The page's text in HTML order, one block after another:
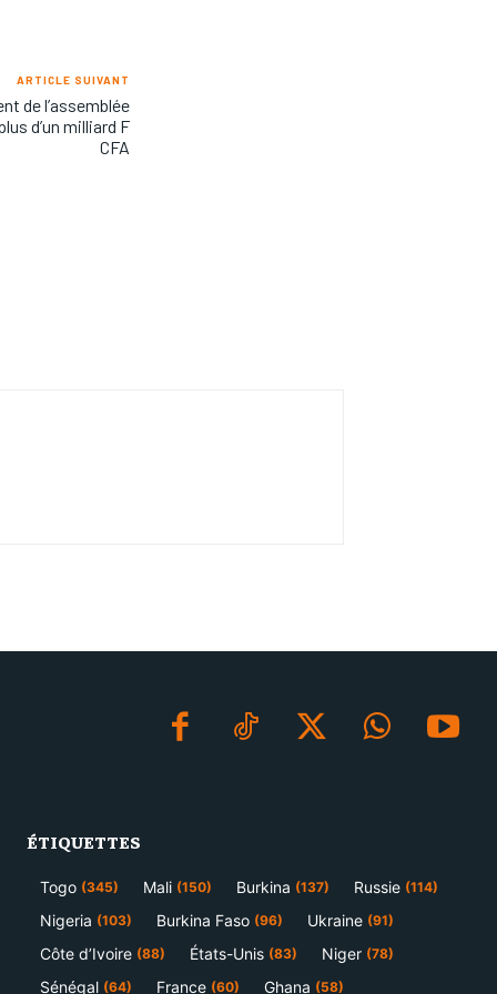
ARTICLE SUIVANT
de l’assemblée
d’un milliard F
CFA
ÉTIQUETTES
Togo (345) Mali (150) Burkina (137) Russie (114)
Nigeria (103) Burkina Faso (96) Ukraine (91)
Côte d’Ivoire (88) États-Unis (83) Niger (78)
Sénégal (64) France (60) Ghana (58)